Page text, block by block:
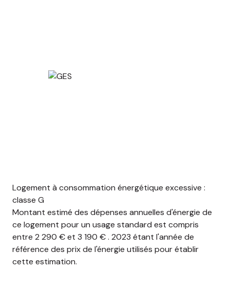
Logement à consommation énergétique excessive :
classe G
Montant estimé des dépenses annuelles d'énergie de
ce logement pour un usage standard est compris
entre 2 290 € et 3 190 € . 2023 étant l'année de
référence des prix de l'énergie utilisés pour établir
cette estimation.